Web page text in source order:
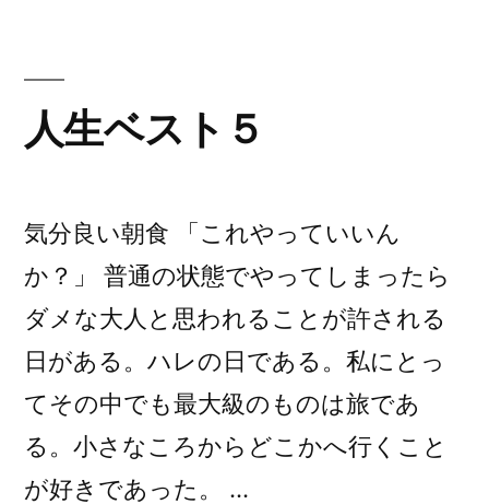
人生ベスト５
気分良い朝食 「これやっていいん
か？」 普通の状態でやってしまったら
ダメな大人と思われることが許される
日がある。ハレの日である。私にとっ
てその中でも最大級のものは旅であ
る。小さなころからどこかへ行くこと
が好きであった。 …